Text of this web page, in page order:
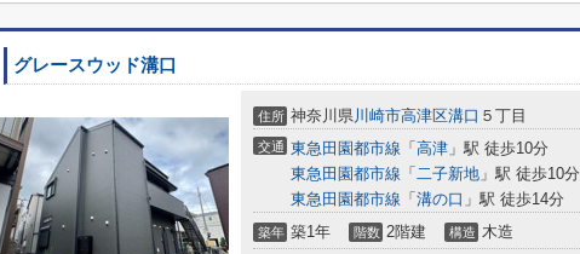
グレースウッド溝口
住所 神奈川県川崎市高津区溝口 ５丁目
交通 東急田園都市線 「 高津 」駅 徒歩10分
東急田園都市線 「 二子新地 」駅 徒歩10分
東急田園都市線 「 溝の口 」駅 徒歩14分
築年 築1年 階数 2階建 構造 木造